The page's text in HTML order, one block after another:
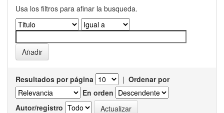
Usa los filtros para afinar la busqueda.
Resultados por página | Ordenar por
En orden
Autor/registro